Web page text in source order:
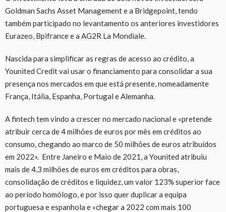
Goldman Sachs Asset Management e a Bridgepoint, tendo
também participado no levantamento os anteriores investidores
Eurazeo, Bpifrance e a AG2R La Mondiale.
Nascida para simplificar as regras de acesso ao crédito, a
Younited Credit vai usar o financiamento para consolidar a sua
presença nos mercados em que está presente, nomeadamente
França, Itália, Espanha, Portugal e Alemanha.
A fintech tem vindo a crescer no mercado nacional e «pretende
atribuir cerca de 4 milhões de euros por mês em créditos ao
consumo, chegando ao marco de 50 milhões de euros atribuídos
em 2022». Entre Janeiro e Maio de 2021, a Younited atribuiu
mais de 4,3 milhões de euros em créditos para obras,
consolidação de créditos e liquidez, um valor 123% superior face
ao período homólogo, e por isso quer duplicar a equipa
portuguesa e espanhola e «chegar a 2022 com mais 100